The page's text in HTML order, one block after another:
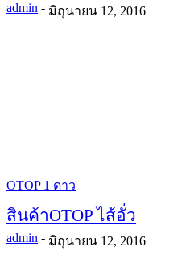
admin - มิถุนายน 12, 2016
OTOP 1 ดาว
สินค้าOTOP ไส้อั่ว
admin - มิถุนายน 12, 2016